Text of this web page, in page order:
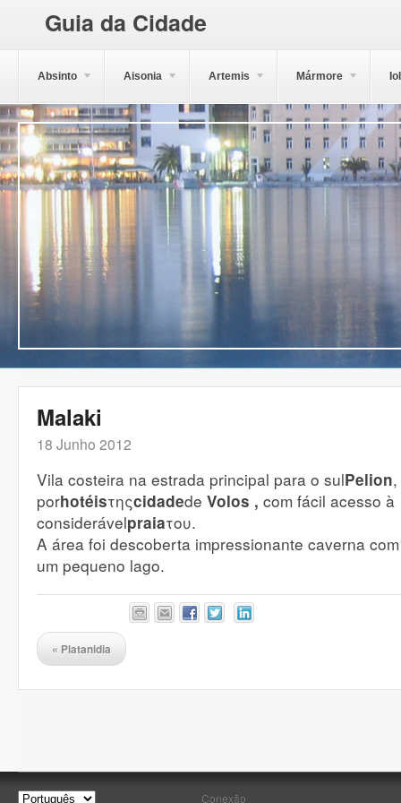
Guia da Cidade
Absinto Aisonia Artemis Mármore
Malaki
18 Junho 2012
Vila costeira na estrada principal para o sulPelion
porhotéisτηςcidadede Volos , com fácil acesso à
considerávelpraiaτου.
A área foi descoberta impressionante caverna
um pequeno lago.
« Platanidia
Conexão